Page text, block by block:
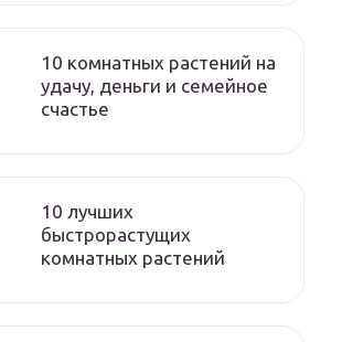
10 комнатных растений на
удачу, деньги и семейное
счастье
10 лучших
быстрорастущих
комнатных растений